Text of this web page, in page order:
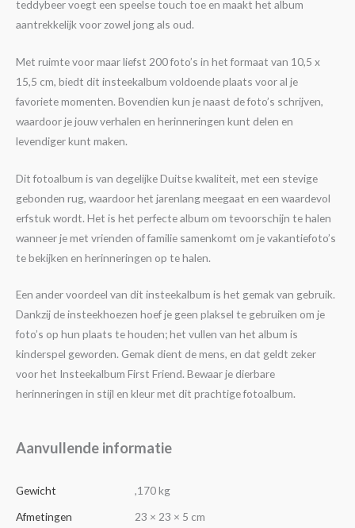
teddybeer voegt een speelse touch toe en maakt het album
aantrekkelijk voor zowel jong als oud.
Met ruimte voor maar liefst 200 foto’s in het formaat van 10,5 x
15,5 cm, biedt dit insteekalbum voldoende plaats voor al je
favoriete momenten. Bovendien kun je naast de foto’s schrijven,
waardoor je jouw verhalen en herinneringen kunt delen en
levendiger kunt maken.
Dit fotoalbum is van degelijke Duitse kwaliteit, met een stevige
gebonden rug, waardoor het jarenlang meegaat en een waardevol
erfstuk wordt. Het is het perfecte album om tevoorschijn te halen
wanneer je met vrienden of familie samenkomt om je vakantiefoto’s
te bekijken en herinneringen op te halen.
Een ander voordeel van dit insteekalbum is het gemak van gebruik.
Dankzij de insteekhoezen hoef je geen plaksel te gebruiken om je
foto’s op hun plaats te houden; het vullen van het album is
kinderspel geworden. Gemak dient de mens, en dat geldt zeker
voor het Insteekalbum First Friend. Bewaar je dierbare
herinneringen in stijl en kleur met dit prachtige fotoalbum.
Aanvullende informatie
Gewicht
,170 kg
Afmetingen
23 × 23 × 5 cm